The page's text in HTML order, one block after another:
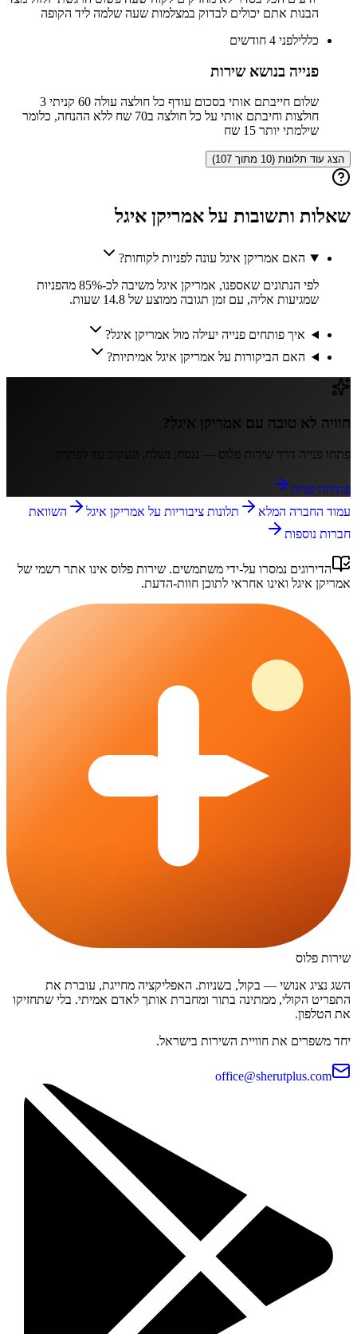
הבנות אתם יכולים לבדוק במצלמות שעה שלמה ליד הקופה
כללילפני 4 חודשים
פנייה בנושא שירות
שלום חייבתם אותי בסכום עודף כל חולצה עולה 60 קניתי 3
חולצות וחיבתם אותי על כל חולצה ב70 שח ללא ההנחה, כלומר
שילמתי יותר 15 שח
הצג עוד תלונות (10 מתוך 107)
שאלות ותשובות על אמריקן איגל
האם אמריקן איגל עונה לפניות לקוחות?
לפי הנתונים שאספנו, אמריקן איגל משיבה לכ-85% מהפניות
שמגיעות אליה, עם זמן תגובה ממוצע של 14.8 שעות.
איך פותחים פנייה יעילה מול אמריקן איגל?
האם הביקורות על אמריקן איגל אמיתיות?
חוויה לא טובה עם אמריקן איגל?
פתחו פנייה דרך שירות פלוס — ננסח, נשלח, ונעקוב עד לפתרון.
פתיחת פנייה
עמוד החברה המלא
תלונות ציבוריות על אמריקן איגל
השוואת
חברות נוספות
הדירוגים נמסרו על-ידי משתמשים. שירות פלוס אינו אתר רשמי של
אמריקן איגל ואינו אחראי לתוכן חוות-הדעת.
שירות פלוס
השג נציג אנושי — בקול, בשניות. האפליקציה מחייגת, עוברת את
התפריט הקולי, ממתינה בתור ומחברת אותך לאדם אמיתי. בלי שתחזיקו
את הטלפון.
יחד משפרים את חוויית השירות בישראל.
office@sherutplus.com